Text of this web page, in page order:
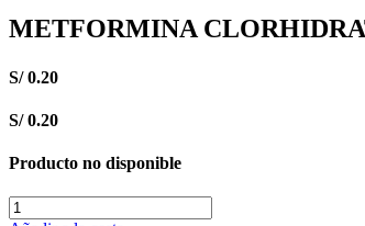
METFORMINA
S/0.20
S/0.20
Producto no disponible